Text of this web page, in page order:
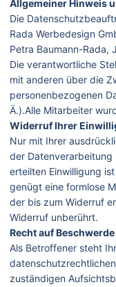
Allgemeiner Hinweis
Die
Rada Werbedesign
Petra Baumann-Rada,
Die verantwortliche
mit anderen über die
personenbezogenen
Ä.).Alle Mitarbeiter
Widerruf Ihrer
Nur mit Ihrer
der Datenverarbeitung
erteilten Einwilligung
genügt eine formlose
der bis zum Widerruf
Widerruf unberührt.
Recht auf
Als Betroffener steht
zuständigen